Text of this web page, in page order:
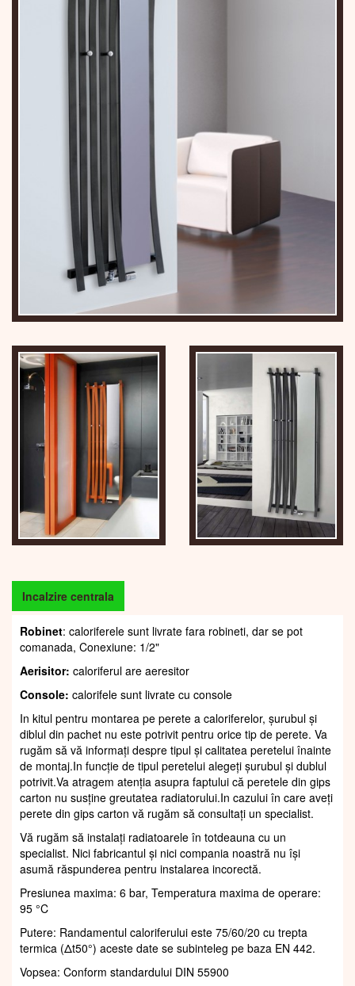
Incalzire centrala
Robinet: caloriferele sunt livrate fara robineti, dar se pot
comanada, Conexiune: 1/2"
Aerisitor: caloriferul are aeresitor
Console: calorifele sunt livrate cu console
In kitul pentru montarea pe perete a caloriferelor, șurubul și
diblul din pachet nu este potrivit pentru orice tip de perete. Va
rugăm să vă informați despre tipul și calitatea peretelui înainte
de montaj.In funcție de tipul peretelui alegeți șurubul și dublul
potrivit.Va atragem atenția asupra faptului că peretele din gips
carton nu susține greutatea radiatorului.In cazului în care aveți
perete din gips carton vă rugăm să consultați un specialist.
Vă rugăm să instalați radiatoarele în totdeauna cu un
specialist. Nici fabricantul și nici compania noastră nu își
asumă răspunderea pentru instalarea incorectă.
Presiunea maxima: 6 bar, Temperatura maxima de operare:
95 °C
Putere: Randamentul caloriferului este 75/60/20 cu trepta
termica (Δt50°) aceste date se subinteleg pe baza EN 442.
Vopsea: Conform standardului DIN 55900